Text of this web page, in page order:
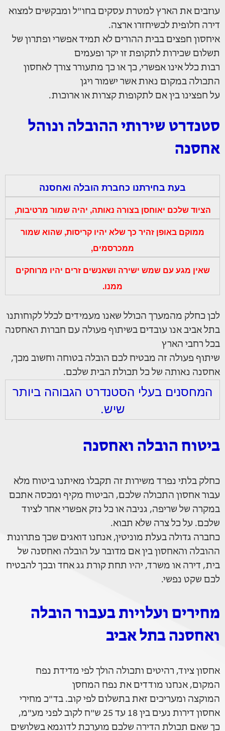
עוזבים את הארץ למטרת עסקים בחו"ל ומבקשים למצוא
דירה חלופית לכשיחזרו ארצה.
איחסון חפצים בבית ההורים לא תמיד אפשרי ופתרון של
תשלום שכירות לתקופת זו יקר ופעמים
רבות כלל אינו אפשרי, כך או כך מתעורר צורך לאחסון
התכולה במקום נאות אשר ישמור ויגן
על חפצינו בין אם לתקופות קצרות או ארוכות.
סטנדרט שירותי ההובלה ונוהל
אחסנה
בעת בחירתנו כחברת הובלה ואחסנה
הציוד שלכם יאוחסן בצורה נאותה, יהיה שמור מרטיבות,
ממוקם באופן זהיר כך שלא יהיו קריסות, שהוא שמור
ממכרסמים,
שאין מגע עם שמש ישירה ושאנשים זרים יהיו מרוחקים
ממנו.
לכן כחלק מהמערך הכולל שאנו מעמידים לכלל לקוחותנו
בתל אביב אנו עובדים בשיתוף פעולה עם חברות האחסנה
בכל רחבי הארץ
שיתוף פעולה זה מבטיח לכם הובלה בטוחה וחשוב מכך,
אחסנה נאותה של כל תכולת הבית שלכם.
המחסנים בעלי הסטנדרט הגבוהה ביותר
שיש.
ביטוח הובלה ואחסנה
כחלק בלתי נפרד משירות זה תקבלו מאיתנו ביטוח מלא
עבור אחסון התכולה שלכם, הביטוח מקיף ומכסה אתכם
במקרה של שריפה, גניבה או כל נזק אפשרי אחר לציוד
שלכם. על כל צרה שלא תבוא.
כחברה גדולה בעלת מוניטין, אנחנו דואגים שכך פתרונות
ההובלה והאחסון בין אם מדובר על הובלה ואחסנה של
בית, דירה או משרד, יהיו תחת קורת גג אחד ובכך להבטיח
לכם שקט נפשי.
מחירים ועלויות בעבור הובלה
ואחסנה בתל אביב
אחסון ציוד, רהיטים ותכולה הולך לפי מדידת נפח
המקום, אנחנו מודדים את נפח המחסן
המוקצה ומעריכים זאת בתשלום לפי קוב. בד"כ מחירי
אחסון דירות נעים בין 18 עד 25 ש"ח לקוב לפני מע"מ,
כך שאם תכולת הדירה שלכם מוערכת לדוגמא בשלושים